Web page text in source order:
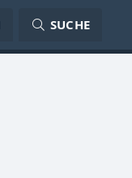
SUCHE